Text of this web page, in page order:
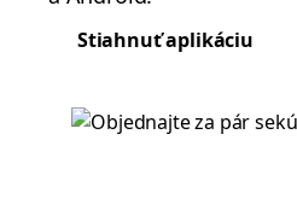
Stiahnuť aplikáciu